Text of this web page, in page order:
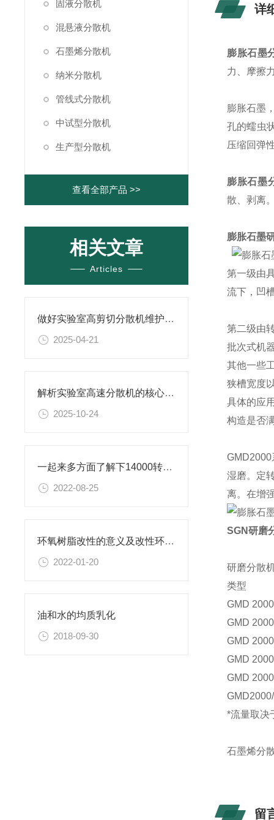
固液分散机
混悬液分散机
石墨烯分散机
纳米分散机
管线式分散机
中试型分散机
生产型分散机
查看全部产品 >>
相关文章
Articles
做好实验室高剪切分散机维护的实用小技巧，别错过！
2025-04-21
解析实验室高速分散机的核心构造及原理
2025-10-24
一起来多方面了解下14000转分散机是什么？
2022-08-25
环氧树脂改性的意义及改性环氧树脂研磨分散机的相关介绍
2022-01-20
油和水的均质乳化
2018-09-30
详
膨胀石墨
力、摩擦
膨胀石墨
孔的蠕虫
压缩回弹
膨胀石墨
散、剥离
膨胀石墨
第一级由
流下，凹
第二级由
批次式机
其他一些
狭槽宽度
具体的应
构造是否
湿磨。定
离。在增
SGN研磨
研磨分散
类型
GMD
GMD
GMD
GMD
GMD
*流量取决
石墨烯分
留